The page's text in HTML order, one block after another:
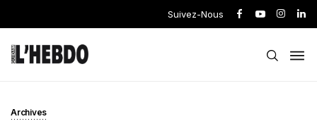
Suivez-Nous
Archives